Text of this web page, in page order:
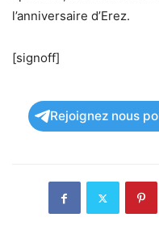
l’anniversaire d’Erez.
[signoff]
Rejoignez nous